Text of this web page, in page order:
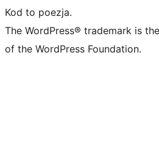
Kod to poezja.
The WordPress® trademark is
of the WordPress Foundation.